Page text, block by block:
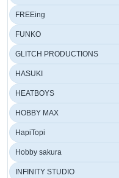
FREEing
FUNKO
GLITCH PRODUCTIONS
HASUKI
HEATBOYS
HOBBY MAX
HapiTopi
Hobby sakura
INFINITY STUDIO